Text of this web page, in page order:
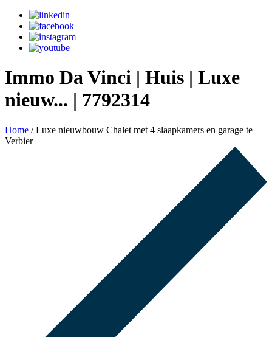
Immo Da Vinci | Huis | Luxe
nieuw... | 7792314
Home / Luxe nieuwbouw Chalet met 4 slaapkamers en garage te
Verbier